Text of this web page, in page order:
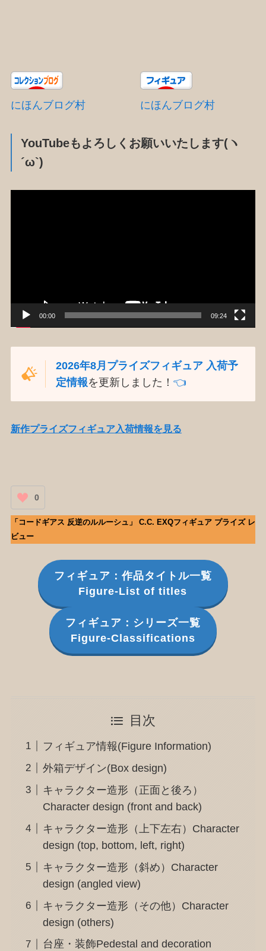
にほんブログ村 にほんブログ村
YouTubeもよろしくお願いいたします(ヽ
´ω`)
00:00 09:24
2026年8月プライズフィギュア 入荷予
定情報を更新しました！👈️
新作プライズフィギュア入荷情報を見る
0
「コードギアス 反逆のルルーシュ」 C.C. EXQフィギュア プライズ レ
ビュー
フィギュア：作品タイトル一覧
Figure-List of titles
フィギュア：シリーズ一覧
Figure-Classifications
目次
フィギュア情報(Figure Information)
外箱デザイン(Box design)
キャラクター造形（正面と後ろ）
Character design (front and back)
キャラクター造形（上下左右）Character
design (top, bottom, left, right)
キャラクター造形（斜め）Character
design (angled view)
キャラクター造形（その他）Character
design (others)
台座・装飾Pedestal and decoration